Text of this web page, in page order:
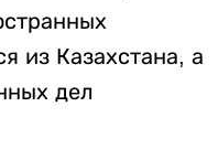
из Казахстана, а
дел